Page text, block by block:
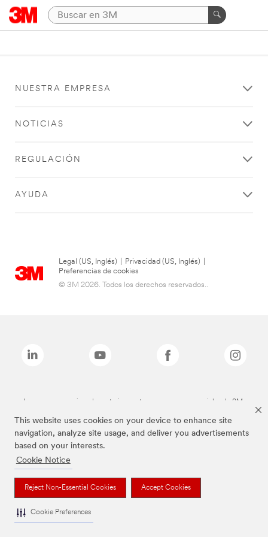
This website uses cookies on your device to enhance site
navigation, analyze site usage, and deliver you advertisements
based on your interests.
Cookie Notice
Reject Non-Essential Cookies Accept Cookies
Cookie Preferences
NUESTRA EMPRESA
NOTICIAS
REGULACIÓN
AYUDA
Legal (US, Inglés) Privacidad (US, Inglés)
Preferencias de cookies
© 3M 2026. Todos los derechos reservados..
Las marcas mencionadas anteriormente son marcas comerciales de 3M.